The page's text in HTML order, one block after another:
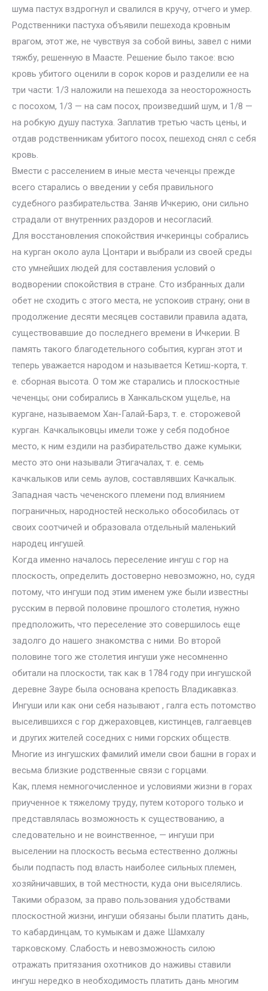
шума пастух вздрогнул и свалился в кручу, отчего и умер.
Родственники пастуха объявили пешехода кровным
врагом, этот же, не чувствуя за собой вины, завел с ними
тяжбу, решенную в Маасте. Решение было такое: всю
кровь убитого оценили в сорок коров и разделили ее на
три части: 1/3 наложили на пешехода за неосторожность
с посохом, 1/3 — на сам посох, произведший шум, и 1/8 —
на робкую душу пастуха. Заплатив третью часть цены, и
отдав родственникам убитого посох, пешеход снял с себя
кровь.
Вмести с расселением в иные места чеченцы прежде
всего старались о введении у себя правильного
судебного разбирательства. Заняв Ичкерию, они сильно
страдали от внутренних раздоров и несогласий.
Для восстановления спокойствия ичкеринцы собрались
на курган около аула Цонтари и выбрали из своей среды
сто умнейших людей для составления условий о
водворении спокойствия в стране. Сто избранных дали
обет не сходить с этого места, не успокоив страну; они в
продолжение десяти месяцев составили правила адата,
существовавшие до последнего времени в Ичкерии. В
память такого благодетельного события, курган этот и
теперь уважается народом и называется Кетиш-корта, т.
е. сборная высота. О том же старались и плоскостные
чеченцы; они собирались в Ханкальском ущелье, на
кургане, называемом Хан-Галай-Барз, т. е. сторожевой
курган. Качкалыковцы имели тоже у себя подобное
место, к ним ездили на разбирательство даже кумыки;
место это они называли Этигачалах, т. е. семь
качкалыков или семь аулов, составлявших Качкалык.
Западная часть чеченского племени под влиянием
пограничных, народностей несколько обособилась от
своих соотчичей и образовала отдельный маленький
народец ингушей.
Когда именно началось переселение ингуш с гор на
плоскость, определить достоверно невозможно, но, судя
потому, что ингуши под этим именем уже были известны
русским в первой половине прошлого столетия, нужно
предположить, что переселение это совершилось еще
задолго до нашего знакомства с ними. Во второй
половине того же столетия ингуши уже несомненно
обитали на плоскости, так как в 1784 году при ингушской
деревне Зауре была основана крепость Владикавказ.
Ингуши или как они себя называют , галга есть потомство
выселившихся с гор джераховцев, кистинцев, галгаевцев
и других жителей соседних с ними горских обществ.
Многие из ингушских фамилий имели свои башни в горах и
весьма близкие родственные связи с горцами.
Как, племя немногочисленное и условиями жизни в горах
приученное к тяжелому труду, путем которого только и
представлялась возможность к существованию, а
следовательно и не воинственное, — ингуши при
выселении на плоскость весьма естественно должны
были подпасть под власть наиболее сильных племен,
хозяйничавших, в той местности, куда они выселялись.
Такими образом, за право пользования удобствами
плоскостной жизни, ингуши обязаны были платить дань,
то кабардинцам, то кумыкам и даже Шамхалу
тарковскому. Слабость и невозможность силою
отражать притязания охотников до наживы ставили
ингуш нередко в необходимость платить дань многим